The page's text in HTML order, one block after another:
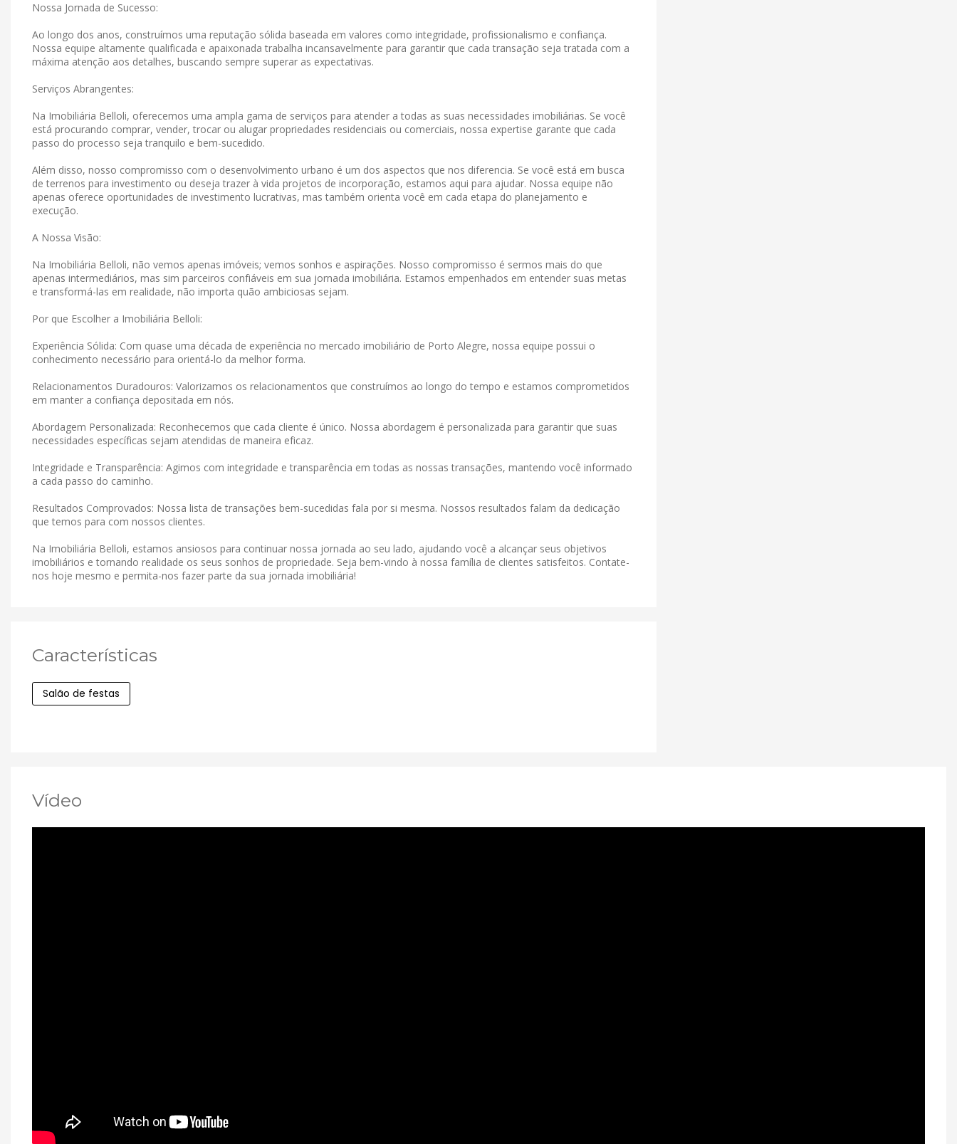
Nossa Jornada de Sucesso:
Ao longo dos anos, construímos uma reputação sólida baseada em valores como integridade, profissionalismo e confiança.
Nossa equipe altamente qualificada e apaixonada trabalha incansavelmente para garantir que cada transação seja tratada com a
máxima atenção aos detalhes, buscando sempre superar as expectativas.
Serviços Abrangentes:
Na Imobiliária Belloli, oferecemos uma ampla gama de serviços para atender a todas as suas necessidades imobiliárias. Se você
está procurando comprar, vender, trocar ou alugar propriedades residenciais ou comerciais, nossa expertise garante que cada
passo do processo seja tranquilo e bem-sucedido.
Além disso, nosso compromisso com o desenvolvimento urbano é um dos aspectos que nos diferencia. Se você está em busca
de terrenos para investimento ou deseja trazer à vida projetos de incorporação, estamos aqui para ajudar. Nossa equipe não
apenas oferece oportunidades de investimento lucrativas, mas também orienta você em cada etapa do planejamento e
execução.
A Nossa Visão:
Na Imobiliária Belloli, não vemos apenas imóveis; vemos sonhos e aspirações. Nosso compromisso é sermos mais do que
apenas intermediários, mas sim parceiros confiáveis ​​em sua jornada imobiliária. Estamos empenhados em entender suas metas
e transformá-las em realidade, não importa quão ambiciosas sejam.
Por que Escolher a Imobiliária Belloli:
Experiência Sólida: Com quase uma década de experiência no mercado imobiliário de Porto Alegre, nossa equipe possui o
conhecimento necessário para orientá-lo da melhor forma.
Relacionamentos Duradouros: Valorizamos os relacionamentos que construímos ao longo do tempo e estamos comprometidos
em manter a confiança depositada em nós.
Abordagem Personalizada: Reconhecemos que cada cliente é único. Nossa abordagem é personalizada para garantir que suas
necessidades específicas sejam atendidas de maneira eficaz.
Integridade e Transparência: Agimos com integridade e transparência em todas as nossas transações, mantendo você informado
a cada passo do caminho.
Resultados Comprovados: Nossa lista de transações bem-sucedidas fala por si mesma. Nossos resultados falam da dedicação
que temos para com nossos clientes.
Na Imobiliária Belloli, estamos ansiosos para continuar nossa jornada ao seu lado, ajudando você a alcançar seus objetivos
imobiliários e tornando realidade os seus sonhos de propriedade. Seja bem-vindo à nossa família de clientes satisfeitos. Contate-
nos hoje mesmo e permita-nos fazer parte da sua jornada imobiliária!
Características
Salão de festas
Vídeo